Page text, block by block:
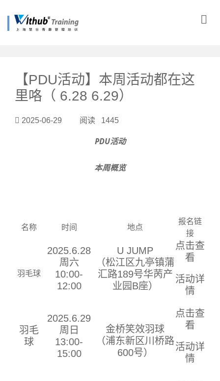
【PDU活动】本周活动都在这
里咯（ 6.28 6.29）
2025-06-29 阅读 1445
PDU活动
本周概览
名称 时间 地点
报名链
接
羽毛球
2025.6.28
周六
10:00-
12:00
U JUMP
（松江区九亭镇蒲
汇路189号华苪产
业园B座）
点击查
看
活动详
情
羽毛
球
2025.6.29
周日
13:00-
15:00
金桥笑效羽球
（浦东新区川桥路
600号）
点击查
看
活动详
情